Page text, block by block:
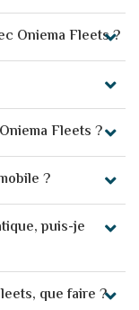
Oniema Fleets ?
Fleets ?
?
puis-je
que faire ?